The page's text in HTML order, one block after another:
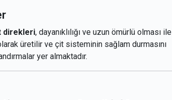
direkleri, dayanıklılığı ve uzun ömürlü olması ile
üretilir ve çit sisteminin sağlam durmasını
yer almaktadır.